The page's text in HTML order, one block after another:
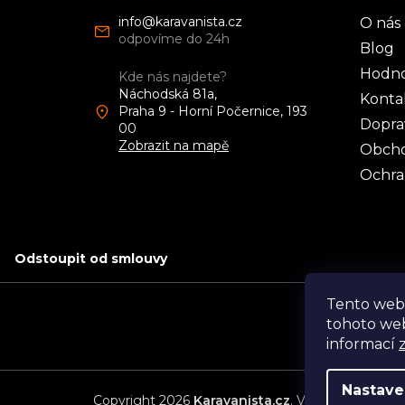
Tento
tohoto
informací
info@karavanista.cz
Kde nás najdete?
Náchodská 81a,
Praha 9 - Horní Počernice, 193
00
Zobrazit na mapě
O nás
Blog
Odstoupit od smlouvy
Copyright 2026 Karavanista.cz. Všechna práva